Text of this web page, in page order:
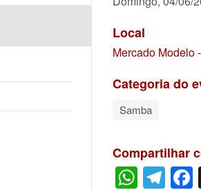
Local
Mercado Modelo
Categoria do
Samba
Compartilhar